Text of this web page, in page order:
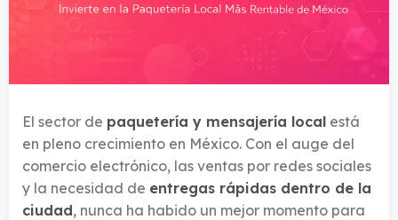
El sector de paquetería y mensajería local está
en pleno crecimiento en México. Con el auge del
comercio electrónico, las ventas por redes sociales
y la necesidad de entregas rápidas dentro de la
ciudad, nunca ha habido un mejor momento para